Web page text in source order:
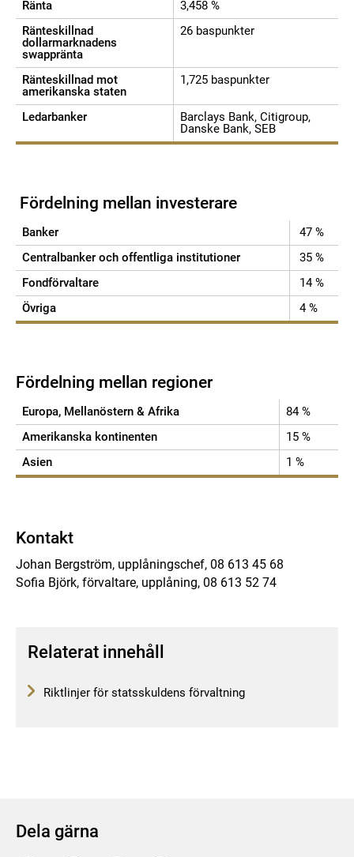
Ränta
3,458 %
Ränteskillnad
dollarmarknadens
swappränta
26 baspunkter
Ränteskillnad mot
amerikanska staten
1,725 baspunkter
Ledarbanker
Barclays Bank, Citigroup,
Danske Bank, SEB
Fördelning mellan investerare
Banker
47 %
Centralbanker och offentliga institutioner
35 %
Fondförvaltare
14 %
Övriga
4 %
Fördelning mellan regioner
Europa, Mellanöstern & Afrika
84 %
Amerikanska kontinenten
15 %
Asien
1 %
Kontakt
Johan Bergström, upplåningschef, 08 613 45 68
Sofia Björk, förvaltare, upplåning, 08 613 52 74
Relaterat innehåll
Riktlinjer för statsskuldens förvaltning
Dela gärna